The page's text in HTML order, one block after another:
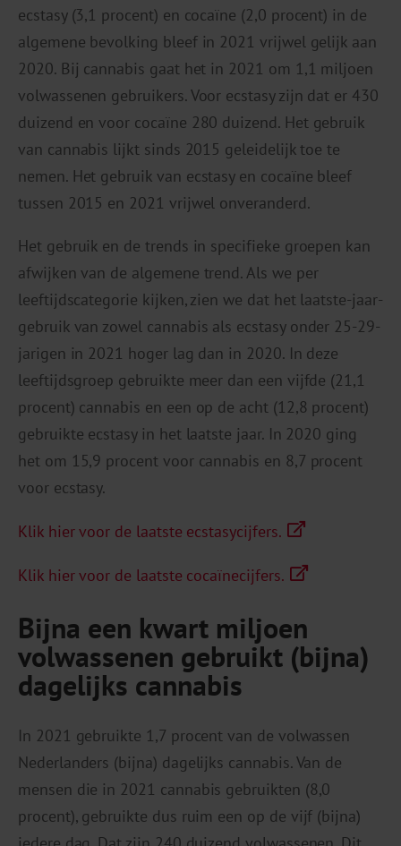
ecstasy (3,1 procent) en cocaïne (2,0 procent) in de
algemene bevolking bleef in 2021 vrijwel gelijk aan
2020. Bij cannabis gaat het in 2021 om 1,1 miljoen
volwassenen gebruikers. Voor ecstasy zijn dat er 430
duizend en voor cocaïne 280 duizend. Het gebruik
van cannabis lijkt sinds 2015 geleidelijk toe te
nemen. Het gebruik van ecstasy en cocaïne bleef
tussen 2015 en 2021 vrijwel onveranderd.
Het gebruik en de trends in specifieke groepen kan
afwijken van de algemene trend. Als we per
leeftijdscategorie kijken, zien we dat het laatste-jaar-
gebruik van zowel cannabis als ecstasy onder 25-29-
jarigen in 2021 hoger lag dan in 2020. In deze
leeftijdsgroep gebruikte meer dan een vijfde (21,1
procent) cannabis en een op de acht (12,8 procent)
gebruikte ecstasy in het laatste jaar. In 2020 ging
het om 15,9 procent voor cannabis en 8,7 procent
voor ecstasy.
Klik hier voor de laatste ecstasycijfers.
Klik hier voor de laatste cocaïnecijfers.
Bijna een kwart miljoen
volwassenen gebruikt (bijna)
dagelijks cannabis
In 2021 gebruikte 1,7 procent van de volwassen
Nederlanders (bijna) dagelijks cannabis. Van de
mensen die in 2021 cannabis gebruikten (8,0
procent), gebruikte dus ruim een op de vijf (bijna)